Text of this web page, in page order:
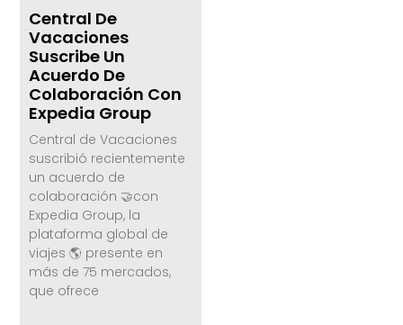
Central De
Vacaciones
Suscribe Un
Acuerdo De
Colaboración Con
Expedia Group
Central de Vacaciones
suscribió recientemente
un acuerdo de
colaboración 🤝con
Expedia Group, la
plataforma global de
viajes 🌎 presente en
más de 75 mercados,
que ofrece